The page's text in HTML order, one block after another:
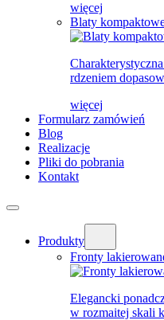
więcej
Blaty
rdzeniem
więcej
Formularz zamówień
Blog
Realizacje
Pliki do pobrania
Kontakt
Produkty
Fronty
Elegancki
w rozmaitej skali